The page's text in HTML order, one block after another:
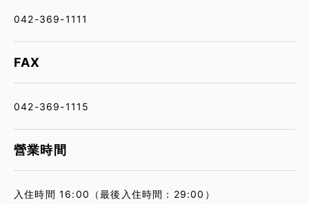
042-369-1111
FAX
042-369-1115
營業時間
入住時間 16:00（最後入住時間：29:00）